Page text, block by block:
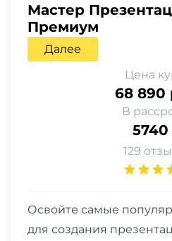
Мастер
Премиум
Далее
Цена
68 890
В
129
Освойте самые
для создания